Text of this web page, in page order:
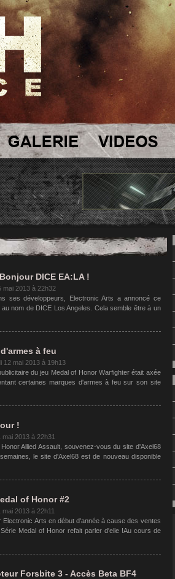
DICE EA:LA !
mai 2013 à 22h32
ses développeurs, Electronic Arts a annoncé ce
nom de DICE Los Angeles. Cela semble être à un
à feu
12 mai 2013 à 19h13
du jeu Medal of Honor Warfighter était axée
certaines marques d'armes à feu sur son site
!
mai 2013 à 22h31
Allied Assault, souvenez-vous du site d'Axel68
le site d'Axel68 est de nouveau disponible
of Honor #2
mai 2013 à 22h11
Electronic Arts en début d'année à cause des ventes
Medal of Honor refait parler d'elle !Au cours de
Forsbite 3 - Accès Beta BF4